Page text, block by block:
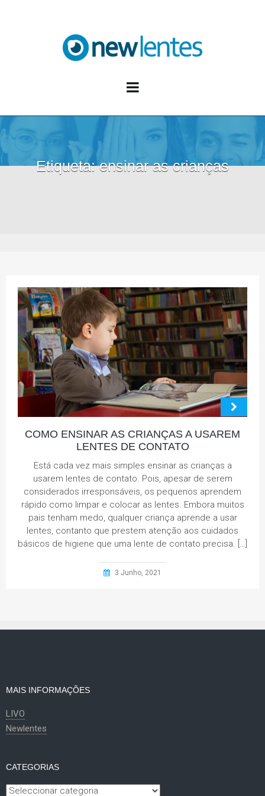
Etiqueta:ensinar as crianças
COMO ENSINAR AS CRIANÇAS A USAREM
LENTES DE CONTATO
Está cada vez mais simples ensinar as crianças a
usarem lentes de contato. Pois, apesar de serem
considerados irresponsáveis, os pequenos aprendem
rápido como limpar e colocar as lentes. Embora muitos
pais tenham medo, qualquer criança aprende a usar
lentes, contanto que prestem atenção aos cuidados
básicos de higiene que uma lente de contato precisa. […]
3 Junho, 2021
MAIS INFORMAÇÕES
LIVO
Newlentes
CATEGORIAS
Categorias